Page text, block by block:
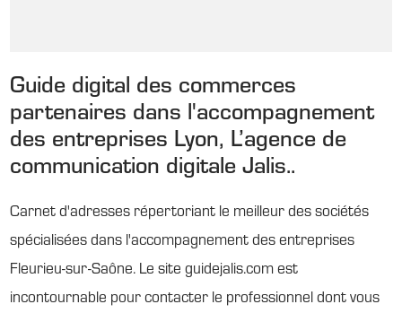
Guide digital des commerces
partenaires dans l'accompagnement
des entreprises Lyon, L’agence de
communication digitale Jalis..
Carnet d'adresses répertoriant le meilleur des sociétés
spécialisées dans l'accompagnement des entreprises
Fleurieu-sur-Saône. Le site guidejalis.com est
incontournable pour contacter le professionnel dont vous